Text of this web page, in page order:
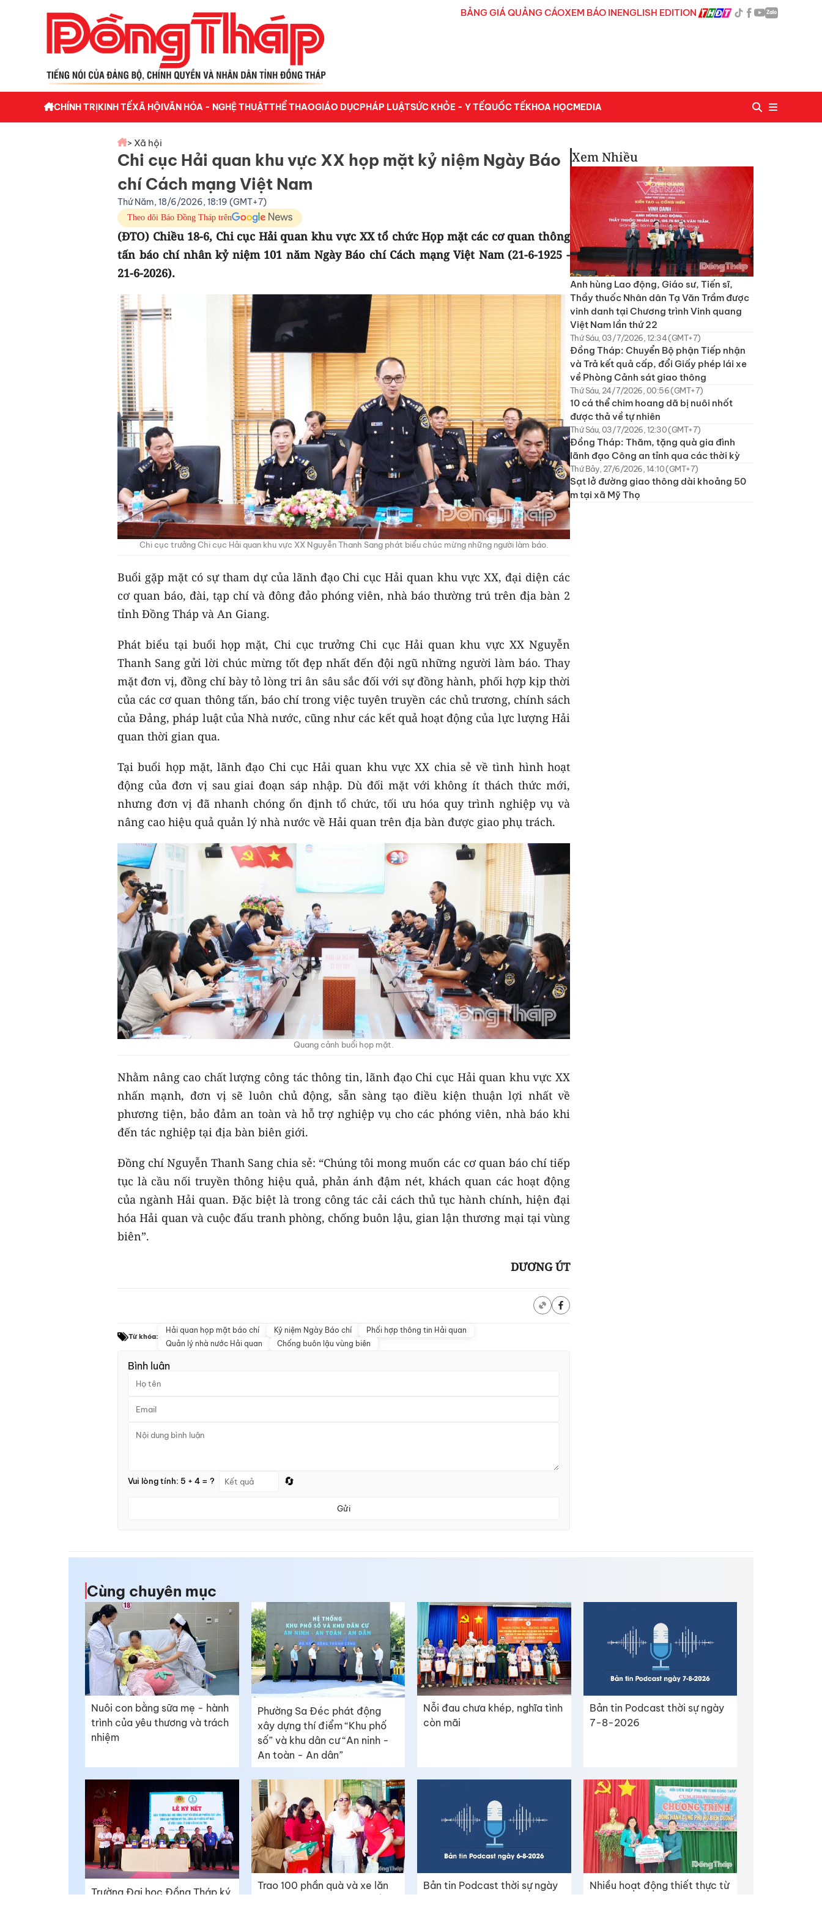
BẢNG GIÁ QUẢNG CÁOXEM BÁO INENGLISH EDITION Zalo
CHÍNH TRỊKINH TẾXÃ HỘIVĂN HÓA - NGHỆ THUẬTTHỂ THAOGIÁO DỤCPHÁP LUẬTSỨC KHỎE - Y TẾQUỐC TẾKHOA HỌCMEDIA
> Xã hội
Chi cục Hải quan khu vực XX họp mặt kỷ niệm Ngày Báo
chí Cách mạng Việt Nam
Thứ Năm, 18/6/2026, 18:19 (GMT+7)
Theo dõi Báo Đồng Tháp trên
(ĐTO) Chiều 18-6, Chi cục Hải quan khu vực XX tổ chức Họp mặt các cơ quan thông
tấn báo chí nhân kỷ niệm 101 năm Ngày Báo chí Cách mạng Việt Nam (21-6-1925 -
21-6-2026).
Chi cục trưởng Chi cục Hải quan khu vực XX Nguyễn Thanh Sang phát biểu chúc mừng những người làm báo.
Buổi gặp mặt có sự tham dự của lãnh đạo Chi cục Hải quan khu vực XX, đại diện các
cơ quan báo, đài, tạp chí và đông đảo phóng viên, nhà báo thường trú trên địa bàn 2
tỉnh Đồng Tháp và An Giang.
Phát biểu tại buổi họp mặt, Chi cục trưởng Chi cục Hải quan khu vực XX Nguyễn
Thanh Sang gửi lời chúc mừng tốt đẹp nhất đến đội ngũ những người làm báo. Thay
mặt đơn vị, đồng chí bày tỏ lòng tri ân sâu sắc đối với sự đồng hành, phối hợp kịp thời
của các cơ quan thông tấn, báo chí trong việc tuyên truyền các chủ trương, chính sách
của Đảng, pháp luật của Nhà nước, cũng như các kết quả hoạt động của lực lượng Hải
quan thời gian qua.
Tại buổi họp mặt, lãnh đạo Chi cục Hải quan khu vực XX chia sẻ về tình hình hoạt
động của đơn vị sau giai đoạn sáp nhập. Dù đối mặt với không ít thách thức mới,
nhưng đơn vị đã nhanh chóng ổn định tổ chức, tối ưu hóa quy trình nghiệp vụ và
nâng cao hiệu quả quản lý nhà nước về Hải quan trên địa bàn được giao phụ trách.
Quang cảnh buổi họp mặt.
Nhằm nâng cao chất lượng công tác thông tin, lãnh đạo Chi cục Hải quan khu vực XX
nhấn mạnh, đơn vị sẽ luôn chủ động, sẵn sàng tạo điều kiện thuận lợi nhất về
phương tiện, bảo đảm an toàn và hỗ trợ nghiệp vụ cho các phóng viên, nhà báo khi
đến tác nghiệp tại địa bàn biên giới.
Đồng chí Nguyễn Thanh Sang chia sẻ: “Chúng tôi mong muốn các cơ quan báo chí tiếp
tục là cầu nối truyền thông hiệu quả, phản ánh đậm nét, khách quan các hoạt động
của ngành Hải quan. Đặc biệt là trong công tác cải cách thủ tục hành chính, hiện đại
hóa Hải quan và cuộc đấu tranh phòng, chống buôn lậu, gian lận thương mại tại vùng
biên”.
DƯƠNG ÚT
Từ khóa:
Hải quan họp mặt báo chí Kỷ niệm Ngày Báo chí
Phối hợp thông tin Hải quan
Quản lý nhà nước Hải quan
Chống buôn lậu vùng biên
Bình luận
Vui lòng tính: 5 + 4 = ? 🔄
Gửi
Xem Nhiều
Anh hùng Lao động, Giáo sư, Tiến sĩ,
Thầy thuốc Nhân dân Tạ Văn Trầm được
vinh danh tại Chương trình Vinh quang
Việt Nam lần thứ 22
Thứ Sáu, 03/7/2026, 12:34 (GMT+7)
Đồng Tháp: Chuyển Bộ phận Tiếp nhận
và Trả kết quả cấp, đổi Giấy phép lái xe
về Phòng Cảnh sát giao thông
Thứ Sáu, 24/7/2026, 00:56 (GMT+7)
10 cá thể chim hoang dã bị nuôi nhốt
được thả về tự nhiên
Thứ Sáu, 03/7/2026, 12:30 (GMT+7)
Đồng Tháp: Thăm, tặng quà gia đình
lãnh đạo Công an tỉnh qua các thời kỳ
Thứ Bảy, 27/6/2026, 14:10 (GMT+7)
Sạt lở đường giao thông dài khoảng 50
m tại xã Mỹ Thọ
Cùng chuyên mục
Nuôi con bằng sữa mẹ - hành
trình của yêu thương và trách
nhiệm
Phường Sa Đéc phát động
xây dựng thí điểm “Khu phố
số” và khu dân cư “An ninh -
An toàn - An dân”
Nỗi đau chưa khép, nghĩa tình
còn mãi
Bản tin Podcast thời sự ngày
7-8-2026
Trường Đại học Đồng Tháp ký
Trao 100 phần quà và xe lăn
Bản tin Podcast thời sự ngày
Nhiều hoạt động thiết thực từ